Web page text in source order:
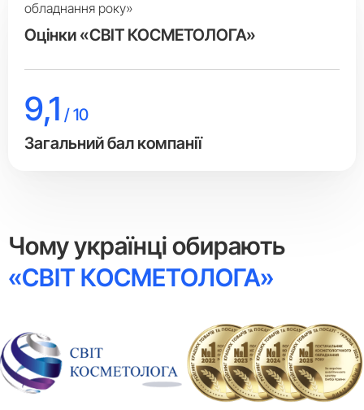
обладнання року»
Оцінки «СВІТ КОСМЕТОЛОГА»
9,1 / 10
Загальний бал компанії
Чому українці обирають
«СВІТ КОСМЕТОЛОГА»